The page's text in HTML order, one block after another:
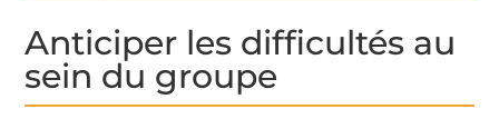
Anticiper les difficultés au
sein du groupe